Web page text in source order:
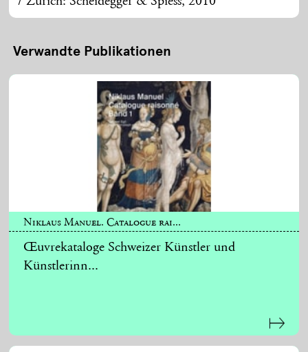
Verwandte Publikationen
Niklaus Manuel. Catalogue rai...
Œuvrekataloge Schweizer Künstler und
Künstlerinn...